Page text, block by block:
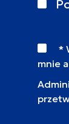
*
mnie